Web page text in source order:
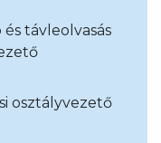
és távleolvasás
osztályvezető